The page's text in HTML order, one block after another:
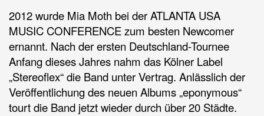
2012 wurde Mia Moth bei der ATLANTA USA
MUSIC CONFERENCE zum besten Newcomer
ernannt. Nach der ersten Deutschland-Tournee
Anfang dieses Jahres nahm das Kölner Label
„Stereoflex“ die Band unter Vertrag. Anlässlich der
Veröffentlichung des neuen Albums „eponymous“
tourt die Band jetzt wieder durch über 20 Städte.